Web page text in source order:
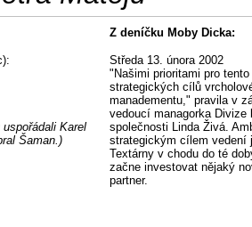
Karel
Šaman.)
Z deníčku Moby Dicka:
Středa 13. února 2002
"Našimi prioritami pro
strategických cílů
manadementu," pravila v
vedoucí managorka Divize
společnosti Linda Živá.
strategickým cílem vedení
Textárny v chodu do té
začne investovat nějaký
partner.